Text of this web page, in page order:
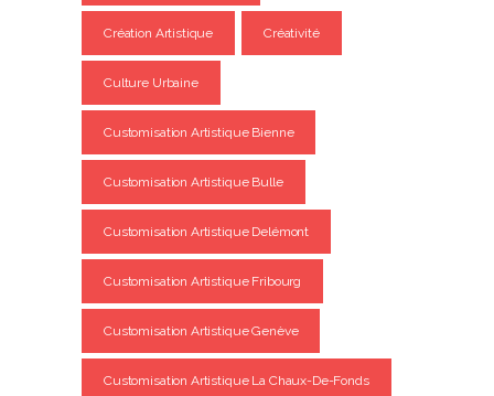
Création Artistique Créativité
Culture Urbaine
Customisation Artistique Bienne
Customisation Artistique Bulle
Customisation Artistique Delémont
Customisation Artistique Fribourg
Customisation Artistique Genève
Customisation Artistique La Chaux-De-Fonds